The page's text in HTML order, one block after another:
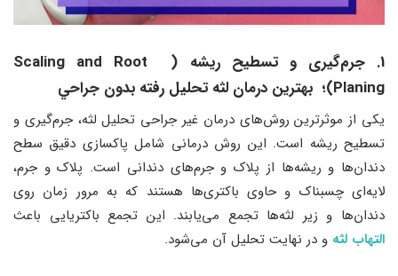
1. جرم‌گیری و تسطیح ریشه ( Scaling and Root
Planing)؛ بهترين درمان لثه تحليل رفته بدون جراحي
یکی از موثرترین روش‌های درمان غیر جراحی تحلیل لثه، جرم‌گیری و
تسطیح ریشه است. این روش درمانی شامل پاکسازی دقیق سطح
دندان‌ها و ریشه‌ها از پلاک و جرم‌های دندانی است. پلاک و جرم،
لایه‌ای چسبناک و حاوی باکتری‌ها هستند که به مرور زمان روی
دندان‌ها و زیر لثه‌ها تجمع می‌یابند. این تجمع باکتریایی باعث
التهاب لثه و در نهایت تحلیل آن می‌شود.